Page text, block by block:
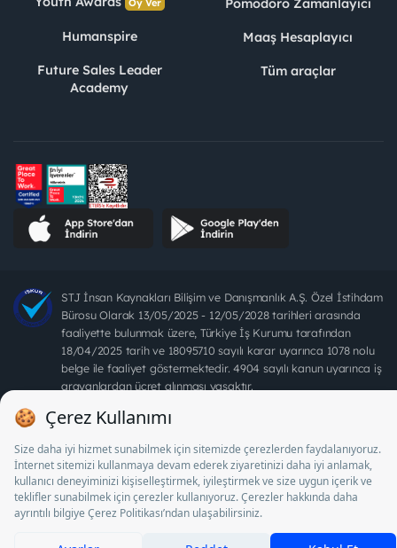
Humanspire
Future Sales Leader
Academy
Pomodoro Zamanlayıcı
Maaş Hesaplayıcı
Tüm araçlar
STJ İnsan Kaynakları Bilişim ve Danışmanlık A.Ş. Özel İstihdam
Bürosu Olarak 13/05/2025 - 12/05/2028 tarihleri arasında
faaliyette bulunmak üzere, Türkiye İş Kurumu tarafından
18/04/2025 tarih ve 18095710 sayılı karar uyarınca 1078 nolu
belge ile faaliyet göstermektedir. 4904 sayılı kanun uyarınca iş
arayanlardan ücret alınması yasaktır.